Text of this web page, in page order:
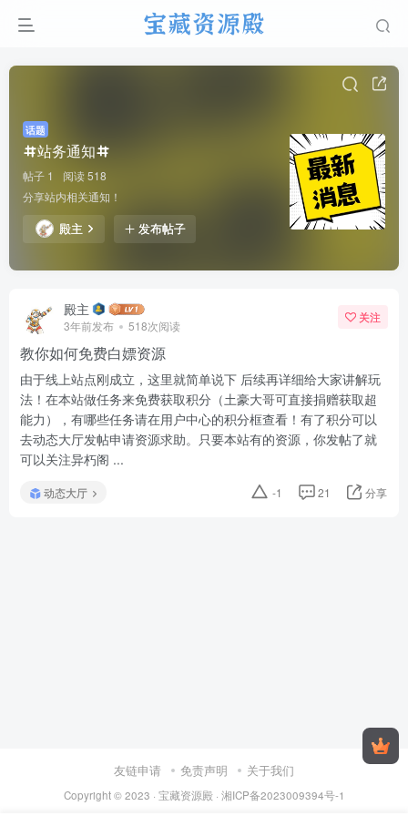
话题
站务通知
帖子 1
阅读 518
分享站内相关通知！
殿主 发布帖子
殿主
3年前发布 518次阅读
关注
教你如何免费白嫖资源
由于线上站点刚成立，这里就简单说下 后续再详细给大家讲解玩
法！在本站做任务来免费获取积分（土豪大哥可直接捐赠获取超
能力），有哪些任务请在用户中心的积分框查看！有了积分可以
去动态大厅发帖申请资源求助。只要本站有的资源，你发帖了就
可以关注异朽阁 ...
动态大厅 -1 21 分享
友链申请 免责声明 关于我们
Copyright © 2023 · 宝藏资源殿· 湘ICP备2023009394号-1